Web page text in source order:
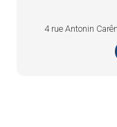
4 rue Antonin